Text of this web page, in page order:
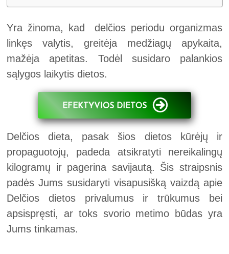
Yra žinoma, kad delčios periodu organizmas
linkęs valytis, greitėja medžiagų apykaita,
mažėja apetitas. Todėl susidaro palankios
sąlygos laikytis dietos.
EFEKTYVIOS DIETOS
Delčios dieta, pasak šios dietos kūrėjų ir
propaguotojų, padeda atsikratyti nereikalingų
kilogramų ir pagerina savijautą. Šis straipsnis
padės Jums susidaryti visapusišką vaizdą apie
Delčios dietos privalumus ir trūkumus bei
apsispręsti, ar toks svorio metimo būdas yra
Jums tinkamas.